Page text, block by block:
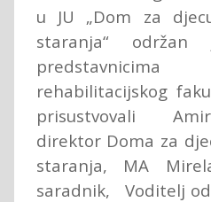
u JU „Dom za
staranja“
rehabilitacijskog
prisustvovali
direktor Doma za
staranja, MA
saradnik, Voditelj